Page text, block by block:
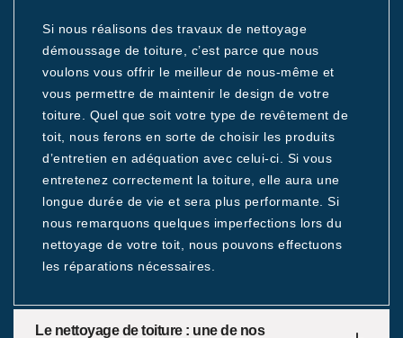
Si nous réalisons des travaux de nettoyage
démoussage de toiture, c’est parce que nous
voulons vous offrir le meilleur de nous-même et
vous permettre de maintenir le design de votre
toiture. Quel que soit votre type de revêtement de
toit, nous ferons en sorte de choisir les produits
d’entretien en adéquation avec celui-ci. Si vous
entretenez correctement la toiture, elle aura une
longue durée de vie et sera plus performante. Si
nous remarquons quelques imperfections lors du
nettoyage de votre toit, nous pouvons effectuons
les réparations nécessaires.
Le nettoyage de toiture : une de nos